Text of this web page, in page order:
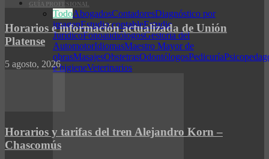
GUÍA PROFESIONAL
TodoAbogadosContadoresDiagnóstico por
imagenEstudio contableEstudio
JurídicoFonoaudiólogosGestoría del
AutomotorIdiomasMaestro Mayor de
obrasMasajesObstetrasOdontólogosPedicuría
e higieneVeterinarios
Horarios e información actualizada de Unión
Platense
5 agosto, 2026
Horarios y tarifas del tren Alejandro Korn –
Chascomús